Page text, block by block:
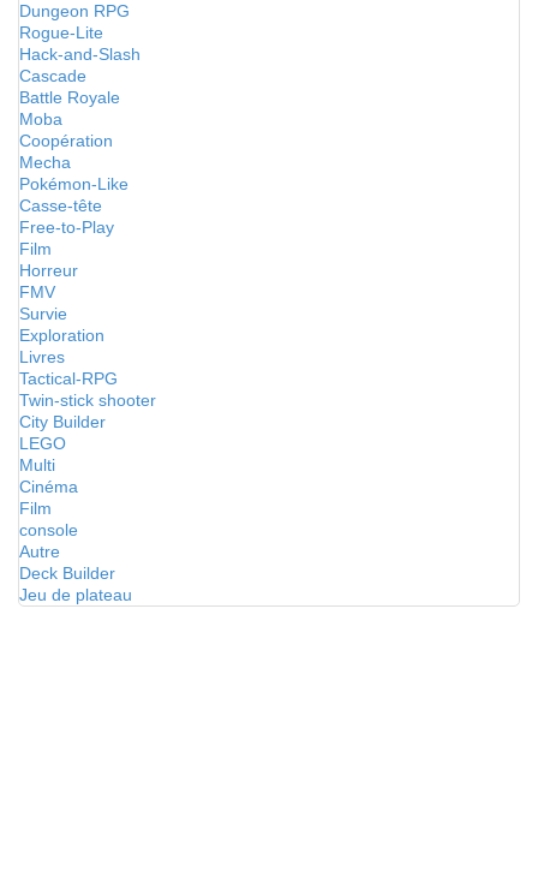
Dungeon RPG
Rogue-Lite
Hack-and-Slash
Cascade
Battle Royale
Moba
Coopération
Mecha
Pokémon-Like
Casse-tête
Free-to-Play
Film
Horreur
FMV
Survie
Exploration
Livres
Tactical-RPG
Twin-stick shooter
City Builder
LEGO
Multi
Cinéma
Film
console
Autre
Deck Builder
Jeu de plateau